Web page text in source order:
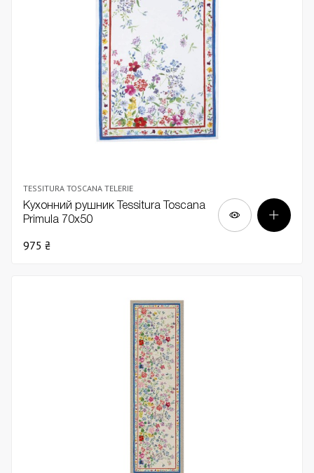
TESSITURA TOSCANA TELERIE
Кухонний рушник Tessitura Toscana
Primula 70х50
975 ₴